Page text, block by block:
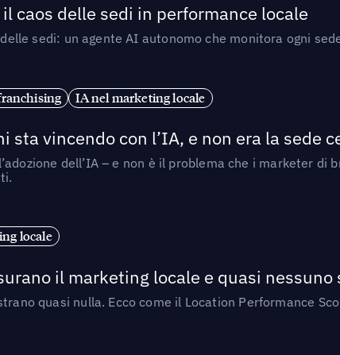
caos delle sedi in performance locale
sedi: un agente AI autonomo che monitora ogni
IA nel marketing locale
vincendo con l’IA, e non era la sede
dell’IA – e non è il problema che i marketer di
locale
il marketing locale e quasi
quasi nulla. Ecco come il Location Performance